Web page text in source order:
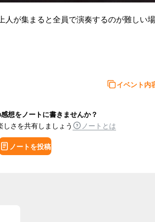
が集まると全員で演奏するのが難しい
イベント内
想をノートに書きませんか？
さを共有しましょう
ノートとは
ノートを投稿